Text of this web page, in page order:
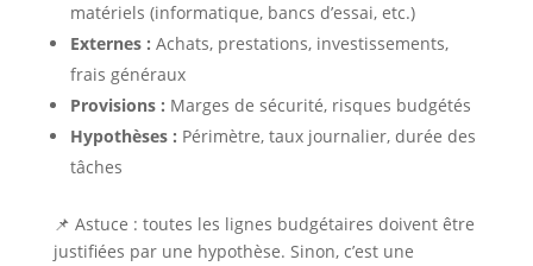
matériels (informatique, bancs d’essai, etc.)
Externes : Achats, prestations, investissements,
frais généraux
Provisions : Marges de sécurité, risques budgétés
Hypothèses : Périmètre, taux journalier, durée des
tâches
📌 Astuce : toutes les lignes budgétaires doivent être
justifiées par une hypothèse. Sinon, c’est une